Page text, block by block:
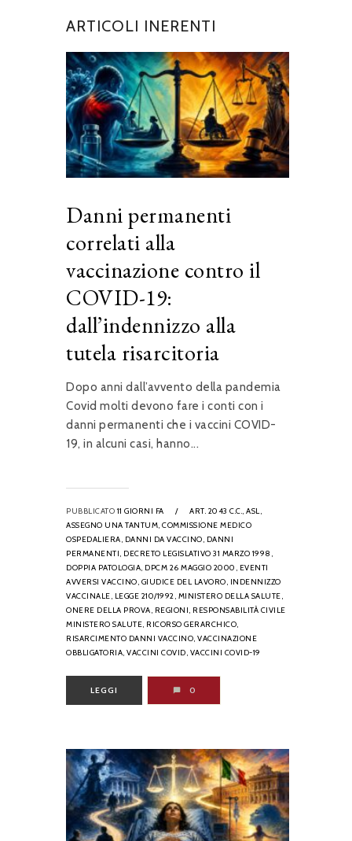
ARTICOLI INERENTI
Danni permanenti
correlati alla
vaccinazione contro il
COVID-19:
dall’indennizzo alla
tutela risarcitoria
Dopo anni dall’avvento della pandemia
Covid molti devono fare i conti con i
danni permanenti che i vaccini COVID-
19, in alcuni casi, hanno...
PUBBLICATO 11 GIORNI FA / ART. 2043 C.C., ASL,
ASSEGNO UNA TANTUM, COMMISSIONE MEDICO
OSPEDALIERA, DANNI DA VACCINO, DANNI
PERMANENTI, DECRETO LEGISLATIVO 31 MARZO 1998,
DOPPIA PATOLOGIA, DPCM 26 MAGGIO 2000, EVENTI
AVVERSI VACCINO, GIUDICE DEL LAVORO, INDENNIZZO
VACCINALE, LEGGE 210/1992, MINISTERO DELLA SALUTE,
ONERE DELLA PROVA, REGIONI, RESPONSABILITÀ CIVILE
MINISTERO SALUTE, RICORSO GERARCHICO,
RISARCIMENTO DANNI VACCINO, VACCINAZIONE
OBBLIGATORIA, VACCINI COVID, VACCINI COVID-19
LEGGI 0